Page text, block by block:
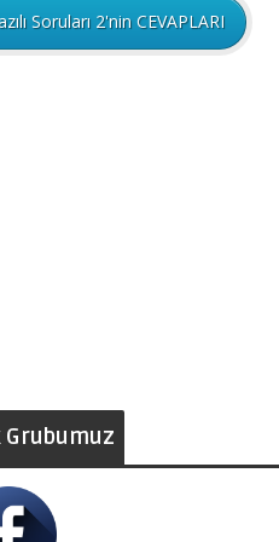
Soruları 2'nin CEVAPLARI
Grubumuz